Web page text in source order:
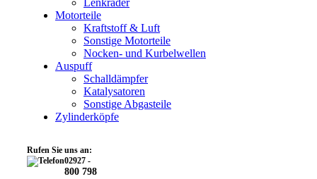
Lenkräder
Motorteile
Kraftstoff & Luft
Sonstige Motorteile
Nocken- und Kurbelwellen
Auspuff
Schalldämpfer
Katalysatoren
Sonstige Abgasteile
Zylinderköpfe
Rufen Sie uns an:
02927 -
800 798